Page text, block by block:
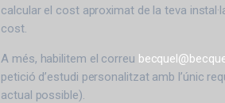
calcular el cost aproximat de la teva
cost.
A més, habilitem el correu
petició d’estudi personalitzat amb l’únic
actual possible).